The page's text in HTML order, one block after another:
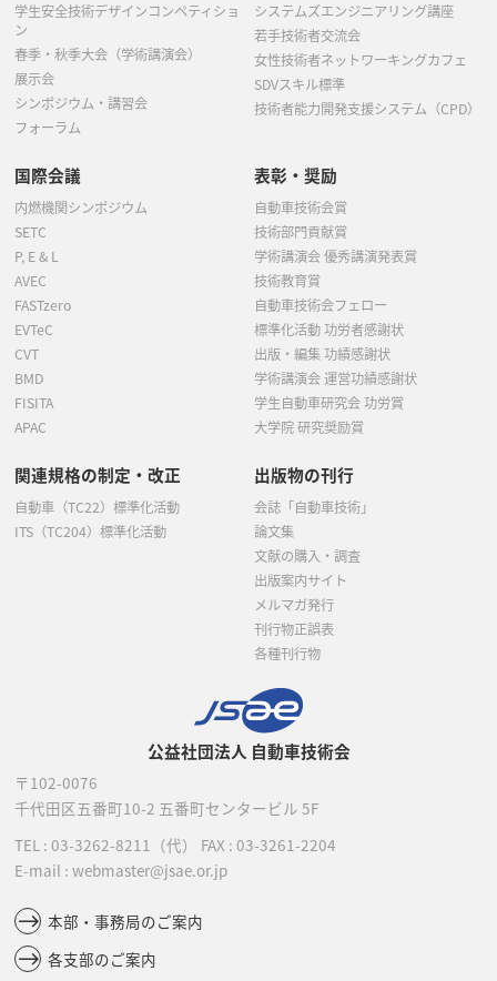
公益社団法人 自動車技術会
〒102-0076
千代田区五番町10-2 五番町センタービル 5F
TEL : 03-3262-8211 （代） FAX : 03-3261-2204
E-mail : webmaster@jsae.or.jp
本部・事務局のご案内
各支部のご案内
学生安全技術デザインコンペティショ
ン
春季・秋季大会（学術講演会）
展示会
シンポジウム・講習会
フォーラム
システムズエンジニアリング講座
若手技術者交流会
女性技術者ネットワーキングカフェ
SDVスキル標準
技術者能力開発支援システム（CPD）
国際会議
内燃機関シンポジウム
SETC
P, E & L
AVEC
FASTzero
EVTeC
CVT
BMD
FISITA
APAC
表彰・奨励
自動車技術会賞
技術部門貢献賞
学術講演会 優秀講演発表賞
技術教育賞
自動車技術会フェロー
標準化活動 功労者感謝状
出版・編集 功績感謝状
学術講演会 運営功績感謝状
学生自動車研究会 功労賞
大学院 研究奨励賞
関連規格の制定・改正
自動車（TC22）標準化活動
ITS（TC204）標準化活動
出版物の刊行
会誌「自動車技術」
論文集
文献の購入・調査
出版案内サイト
メルマガ発行
刊行物正誤表
各種刊行物